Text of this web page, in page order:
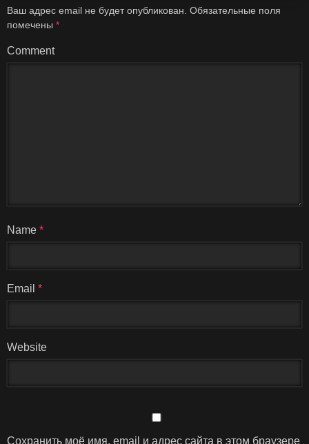
Ваш адрес email не будет опубликован. Обязательные поля
помечены *
Comment
Name *
Email *
Website
Сохранить моё имя, email и адрес сайта в этом браузере